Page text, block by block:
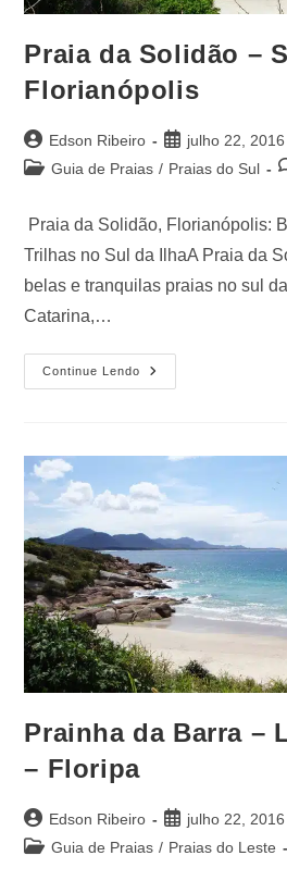
Praia da Solidão –
Florianópolis
Edson Ribeiro
julho 22, 2016
Guia de Praias / Praias do Sul
Praia da Solidão, Florianópolis:
Trilhas no Sul da IlhaA Praia da
belas e tranquilas praias no sul
Catarina,…
Continue Lendo
Prainha da Barra –
– Floripa
Edson Ribeiro
julho 22, 2016
Guia de Praias / Praias do Leste